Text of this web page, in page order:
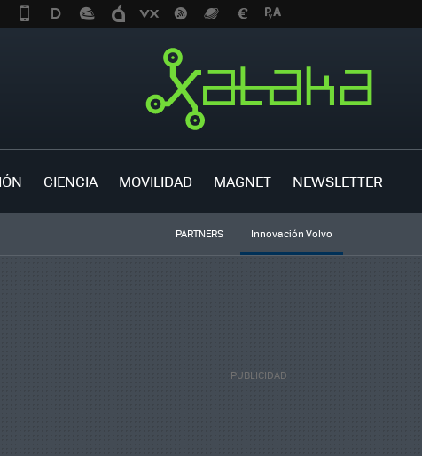
CIENCIA MOVILIDAD MAGNET NEWSLETTER
PARTNERS Innovación Volvo